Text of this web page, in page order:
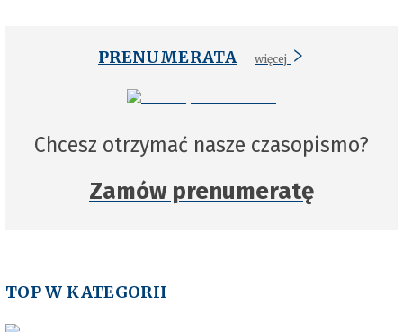
PRENUMERATA więcej
Chcesz otrzymać nasze czasopismo?
Zamów prenumeratę
TOP W KATEGORII